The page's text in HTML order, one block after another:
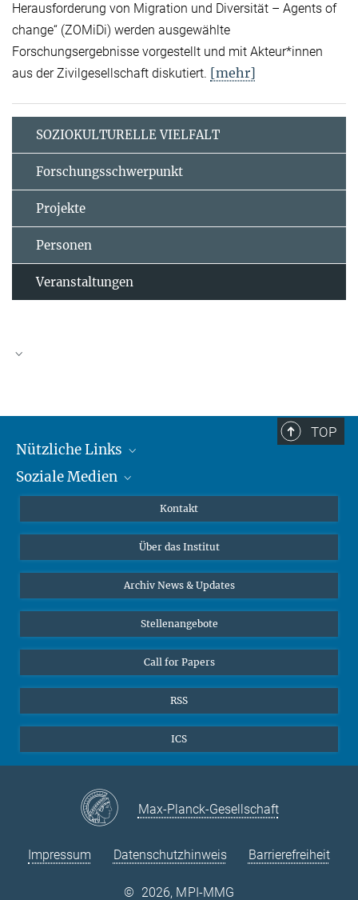
Herausforderung von Migration und Diversität – Agents of
change“ (ZOMiDi) werden ausgewählte
Forschungsergebnisse vorgestellt und mit Akteur*innen
aus der Zivilgesellschaft diskutiert. [mehr]
SOZIOKULTURELLE VIELFALT
Forschungsschwerpunkt
Projekte
Personen
Veranstaltungen
Prof. Dr. Dr. h.c. Steven Vertovec, Gründungsdirektor
Sekretariat Prof. Vertovec
Marina Adomeit
+49 (551) 4956 - 126
✉ adomeit(at)mmg.mpg.de
TOP
Nützliche Links
MMG Alumni Corner
Online-Vorträge
Interviews zum Thema "Diversity"
Soziale Medien
Bluesky
Kontakt
Über das Institut
Archiv News & Updates
Stellenangebote
Call for Papers
RSS
ICS
Max-Planck-Gesellschaft
Impressum Datenschutzhinweis Barrierefreiheit
© 2026, MPI-MMG